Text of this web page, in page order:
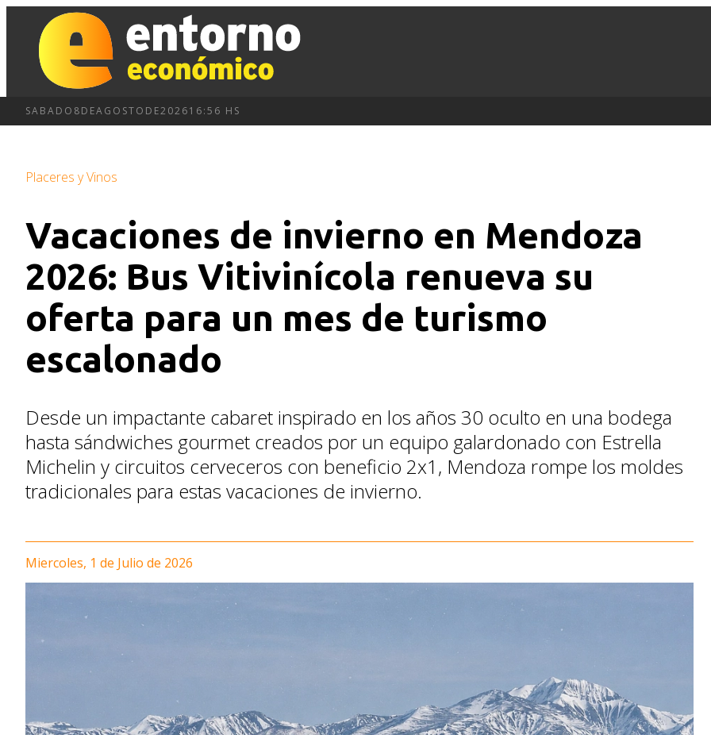
SABADO 8DEAGOSTO DE202616:56 HS
Placeres y Vinos
Vacaciones de invierno en Mendoza
2026: Bus Vitivinícola renueva su
oferta para un mes de turismo
escalonado
Desde un impactante cabaret inspirado en los años 30 oculto en una bodega
hasta sándwiches gourmet creados por un equipo galardonado con Estrella
Michelin y circuitos cerveceros con beneficio 2x1, Mendoza rompe los moldes
tradicionales para estas vacaciones de invierno.
Miercoles, 1 de Julio de 2026